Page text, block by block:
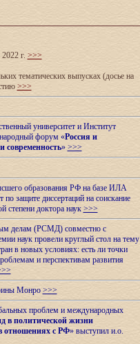
г. >>>
тематических выпусках (досье на
>>>
университет и Институт
форум «Россия и
современность» >>>
образования РФ на базе ИЛА
защите диссертаций на соискание
степени доктора наук >>>
делам (РСМД) совместно с
наук провели круглый стол на тему
в новых условиях: есть ли точки
и перспективам развития
Монро>>>
проблем и международных
в политической жизни
отношениях с РФ» выступил и.о.